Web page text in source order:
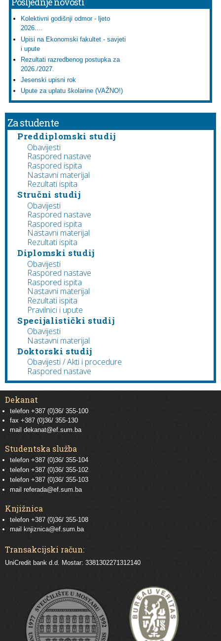
Kolektivni godišnji odmor - ljeto
2026....
Upisi na Ekonomski fakultet - savjeti
i upute
Rezultati razredbenog postupka za
2026./2027.
Jesenski upisni rok
Upute za uplatu školarine (VAŽNO!)
Za studente
Preddiplomski studij
Obavijesti
Raspored nastave
Raspored ispita
Nastavni materijal
Rezultati ispita
Stručni studij
Obavijesti
Raspored nastave
Raspored ispita
Nastavni materijal
Rezultati ispita
Diplomski studij
Obavijesti
Raspored nastave
Raspored ispita
Nastavni materijal
Rezultati ispita
Pravilnici i upute
Specijalistički studij
Obavijesti
Nastavni materijal
Doktorski studij
Obavijesti / Akti i procedure
Raspored nastave
Dekanat
telefon +387 (0)36/ 355-100
fax +387 (0)36/ 355-130
mail dekanat@ef.sum.ba
Studentska služba
telefon +387 (0)36/ 355-104
telefon +387 (0)36/ 355-102
telefon +387 (0)36/ 355-103
mail referada@ef.sum.ba
Knjižnica
telefon +387 (0)36/ 355-108
mail
knjiznica@ef.sum.ba
Transakcijski račun:
UniCredit bank d.d. Mostar: 3381302271312140